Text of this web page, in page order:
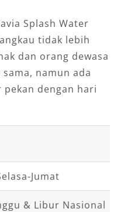
Splash Water
tidak lebih
dan orang dewasa
namun ada
dengan hari
Jumat
& Libur Nasional